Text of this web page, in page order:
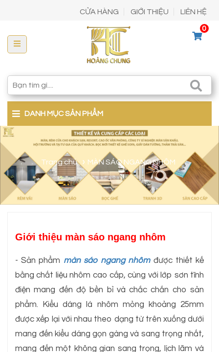
CỬA HÀNG GIỚI THIỆU LIÊN HỆ
0
DANH MỤC SẢN PHẨM
Trang chủ MÀN SÁO NGANG NHÔM
Giới thiệu màn sáo ngang nhôm
- Sản phẩm màn sáo ngang nhômđược thiết kế
bằng chất liệu nhôm cao cấp, cùng với lớp sơn tĩnh
điện mang đến độ bền bỉ và chắc chắn cho sản
phẩm. Kiểu dáng lá nhôm mỏng khoảng 25mm
được xếp lại với nhau theo dạng từ trên xuống dưới
mang đến kiểu dáng gọn gàng và sang trọng nhất,
mang đến một không gian sang trọng, lịch lãm và